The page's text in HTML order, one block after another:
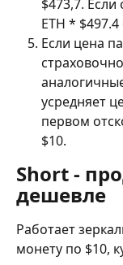
$473,7. Если
ETH *
Если цена
усредняет
первом
$10.
Short -
дешевле
Работает
монету по $10,